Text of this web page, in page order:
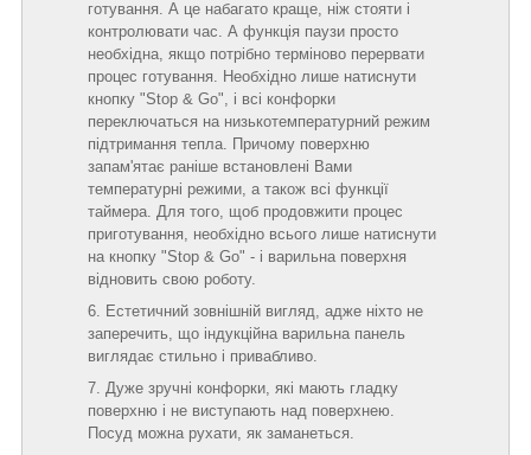
готування. А це набагато краще, ніж стояти і
контролювати час. А функція паузи просто
необхідна, якщо потрібно терміново перервати
процес готування. Необхідно лише натиснути
кнопку "Stop & Go", і всі конфорки
переключаться на низькотемпературний режим
підтримання тепла. Причому поверхню
запам'ятає раніше встановлені Вами
температурні режими, а також всі функції
таймера. Для того, щоб продовжити процес
приготування, необхідно всього лише натиснути
на кнопку "Stop & Go" - і варильна поверхня
відновить свою роботу.
Естетичний зовнішній вигляд, адже ніхто не
заперечить, що індукційна варильна панель
виглядає стильно і привабливо.
Дуже зручні конфорки, які мають гладку
поверхню і не виступають над поверхнею.
Посуд можна рухати, як заманеться.